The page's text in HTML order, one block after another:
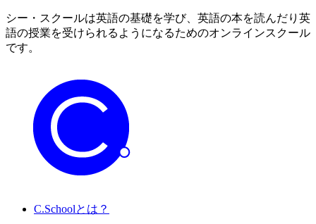
シー・スクールは英語の基礎を学び、英語の本を読んだり英
語の授業を受けられるようになるためのオンラインスクール
です。
C.Schoolとは？